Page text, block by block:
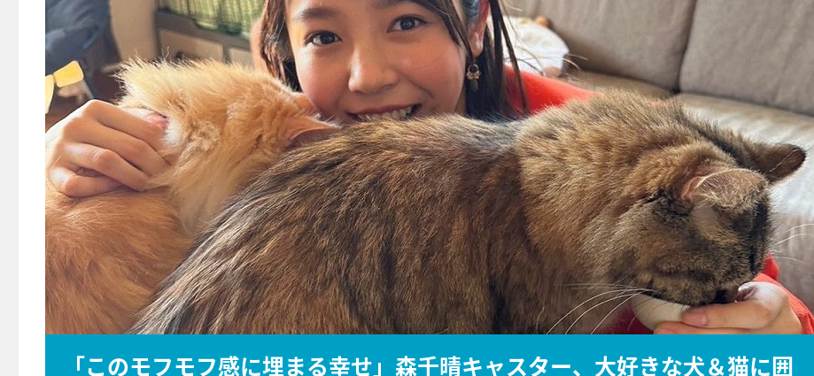
「このモフモフ感に埋まる幸せ」森千晴キャスター、大好きな犬＆猫に囲
『アイ＝ラブ！げーみんぐ
E齋藤樹愛羅＆佐々木舞香
ビュー